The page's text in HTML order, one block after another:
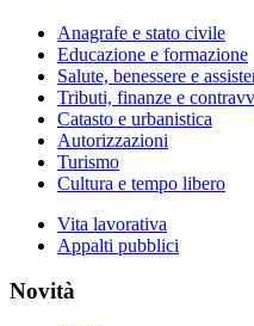
Anagrafe e stato civile
Educazione e formazione
Salute, benessere e
Tributi, finanze e
Catasto e urbanistica
Autorizzazioni
Turismo
Cultura e tempo libero
Vita lavorativa
Appalti pubblici
Novità